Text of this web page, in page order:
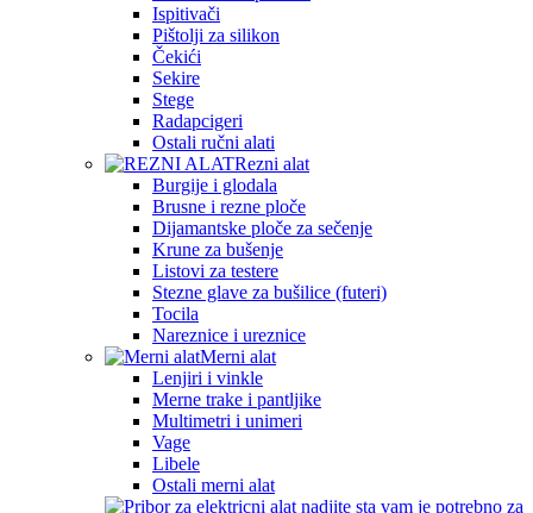
Ispitivači
Pištolji za silikon
Čekići
Sekire
Stege
Radapcigeri
Ostali ručni alati
Rezni alat
Burgije i glodala
Brusne i rezne ploče
Dijamantske ploče za sečenje
Krune za bušenje
Listovi za testere
Stezne glave za bušilice (futeri)
Tocila
Nareznice i ureznice
Merni alat
Lenjiri i vinkle
Merne trake i pantljike
Multimetri i unimeri
Vage
Libele
Ostali merni alat